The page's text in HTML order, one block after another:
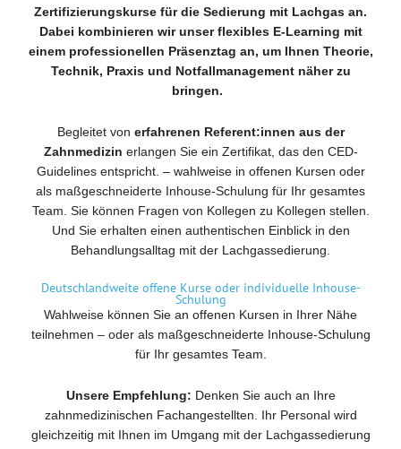
Zertifizierungskurse für die Sedierung mit Lachgas an.
Dabei kombinieren wir unser flexibles E-Learning mit
einem professionellen Präsenztag an, um Ihnen Theorie,
Technik, Praxis und Notfallmanagement näher zu
bringen.
Begleitet von erfahrenen Referent:innen aus der
Zahnmedizin erlangen Sie ein Zertifikat, das den CED-
Guidelines entspricht. – wahlweise in offenen Kursen oder
als maßgeschneiderte Inhouse-Schulung für Ihr gesamtes
Team. Sie können Fragen von Kollegen zu Kollegen stellen.
Und Sie erhalten einen authentischen Einblick in den
Behandlungsalltag mit der Lachgassedierung.
Deutschlandweite offene Kurse oder individuelle Inhouse-
Schulung
Wahlweise können Sie an offenen Kursen in Ihrer Nähe
teilnehmen – oder als maßgeschneiderte Inhouse-Schulung
für Ihr gesamtes Team.
Unsere Empfehlung: Denken Sie auch an Ihre
zahnmedizinischen Fachangestellten. Ihr Personal wird
gleichzeitig mit Ihnen im Umgang mit der Lachgassedierung